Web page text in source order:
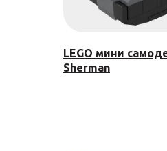
LEGO мини
Sherman